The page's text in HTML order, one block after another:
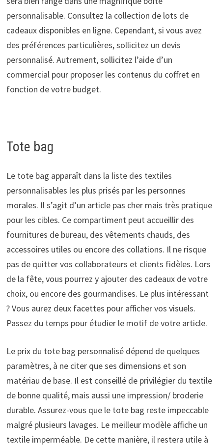
personnalisable. Consultez la collection de lots de
cadeaux disponibles en ligne. Cependant, si vous avez
des préférences particulières, sollicitez un devis
personnalisé. Autrement, sollicitez l’aide d’un
commercial pour proposer les contenus du coffret en
fonction de votre budget.
Tote bag
Le tote bag apparaît dans la liste des textiles
personnalisables les plus prisés par les personnes
morales. Il s’agit d’un article pas cher mais très pratique
pour les cibles. Ce compartiment peut accueillir des
fournitures de bureau, des vêtements chauds, des
accessoires utiles ou encore des collations. Il ne risque
pas de quitter vos collaborateurs et clients fidèles. Lors
de la fête, vous pourrez y ajouter des cadeaux de votre
choix, ou encore des gourmandises. Le plus intéressant
? Vous aurez deux facettes pour afficher vos visuels.
Passez du temps pour étudier le motif de votre article.
Le prix du tote bag personnalisé dépend de quelques
paramètres, à ne citer que ses dimensions et son
matériau de base. Il est conseillé de privilégier du textile
de bonne qualité, mais aussi une impression/ broderie
durable. Assurez-vous que le tote bag reste impeccable
malgré plusieurs lavages. Le meilleur modèle affiche un
textile imperméable. De cette manière, il restera utile à